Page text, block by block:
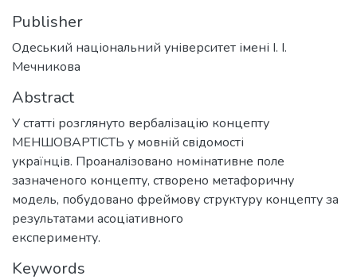
Publisher
Одеський національний університет імені І. І.
Мечникова
Abstract
У статті розглянуто вербалізацію концепту
МЕНШОВАРТІСТЬ у мовній свідомості
українців. Проаналізовано номінативне поле
зазначеного концепту, створено метафоричну
модель, побудовано фреймову структуру концепту за
результатами асоціативного
експерименту.
Keywords